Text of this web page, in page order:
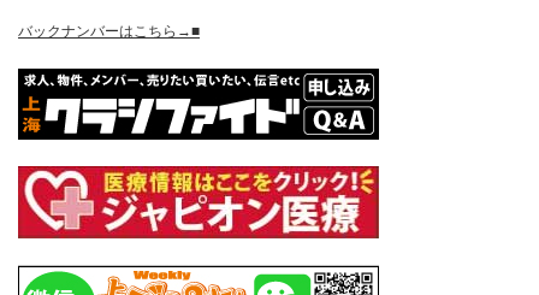
バックナンバーはこちら→■